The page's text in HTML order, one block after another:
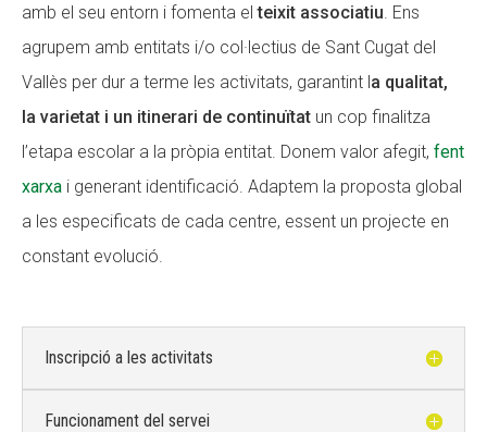
amb el seu entorn i fomenta elteixit associatiu. Ens
agrupem amb entitats i/o col·lectius de Sant Cugat del
Vallès per dur a terme les activitats, garantint la qualitat,
la varietat i un itinerari de continuïtat un cop finalitza
l’etapa escolar a la pròpia entitat. Donem valor afegit, fent
xarxa i generant identificació. Adaptem la proposta global
a les especificats de cada centre, essent un projecte en
constant evolució.
Inscripció a les activitats
Funcionament del servei